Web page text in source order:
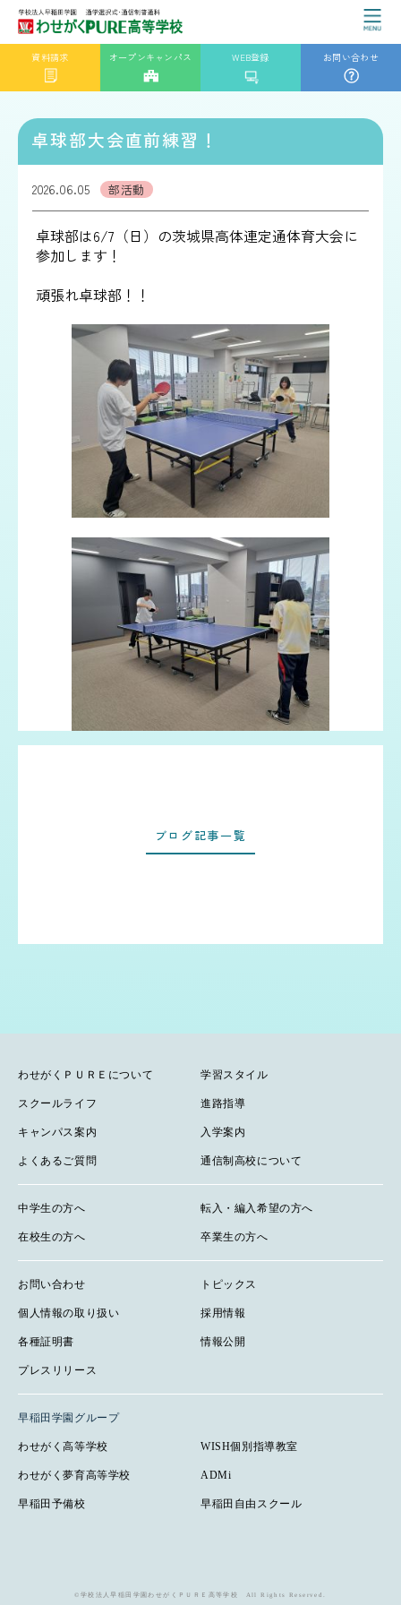
資料請求 オープンキャンパス WEB登録 お問い合わせ
卓球部大会直前練習！
2026.06.05 部活動
卓球部は6/7（日）の茨城県高体連定通体育大会に
参加します！
頑張れ卓球部！！
ブログ記事一覧
わせがくＰＵＲＥについて 学習スタイル
スクールライフ 進路指導
キャンパス案内 入学案内
よくあるご質問 通信制高校について
中学生の方へ 転入・編入希望の方へ
在校生の方へ 卒業生の方へ
お問い合わせ トピックス
個人情報の取り扱い 採用情報
各種証明書 情報公開
プレスリリース
早稲田学園グループ
わせがく高等学校 WISH個別指導教室
わせがく夢育高等学校 ADMi
早稲田予備校 早稲田自由スクール
©学校法人早稲田学園わせがくＰＵＲＥ高等学校 All Rights Reserved.